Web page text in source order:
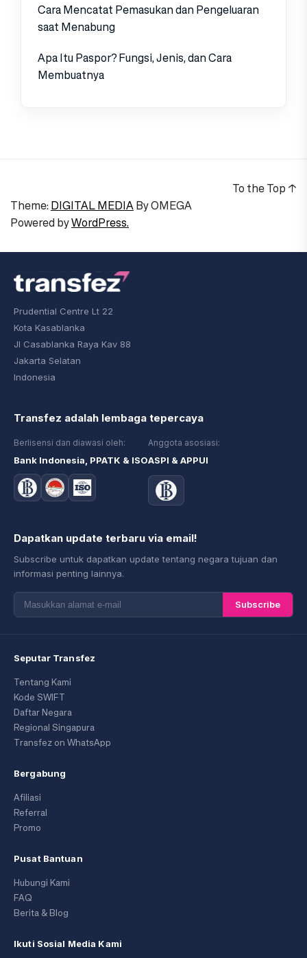
Cara Mencatat Pemasukan dan Pengeluaran
saat Menabung
Apa Itu Paspor? Fungsi, Jenis, dan Cara
Membuatnya
Theme: DIGITAL MEDIAByOMEGA
Powered byWordPress.
To the Top ↑
Prudential Centre Lt 22
Kota Kasablanka
Jl Casablanka Raya Kav 88
Jakarta Selatan
Indonesia
Transfez adalah lembaga tepercaya
Berlisensi dan diawasi oleh:
Bank Indonesia, PPATK & ISO
Anggota asosiasi:
ASPI & APPUI
Dapatkan update terbaru via email!
Subscribe untuk dapatkan update tentang negara tujuan dan
informasi penting lainnya.
Subscribe
Seputar Transfez
Tentang Kami
Kode SWIFT
Daftar Negara
Regional Singapura
Transfez on WhatsApp
Bergabung
Afiliasi
Referral
Promo
Pusat Bantuan
Hubungi Kami
FAQ
Berita & Blog
Ikuti Sosial Media Kami